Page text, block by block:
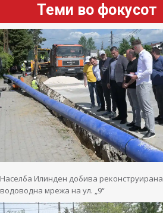
Теми во фокусот
Населба Илинден добива реконструирана
водоводна мрежа на ул. „9“